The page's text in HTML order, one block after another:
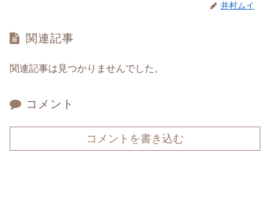
井村ムイ
関連記事
関連記事は見つかりませんでした。
コメント
コメントを書き込む